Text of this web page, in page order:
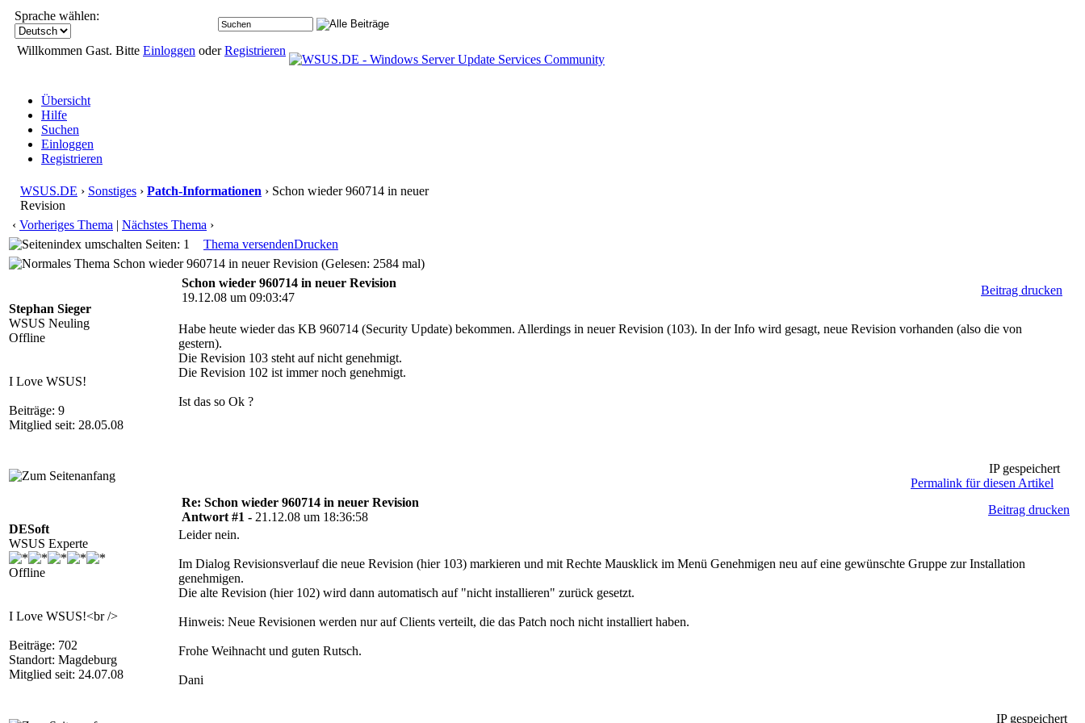
Sprache wählen:
Willkommen Gast. Bitte Einloggen oderRegistrieren
Übersicht
Hilfe
Suchen
Einloggen
Registrieren
WSUS.DE › Sonstiges › Patch-Informationen › Schon wieder 960714 in neuer
Revision
‹ Vorheriges Thema | Nächstes Thema ›
Seiten: 1
Thema versendenDrucken
Schon wieder 960714 in neuer Revision (Gelesen: 2584 mal)
Stephan Sieger
WSUS Neuling
Offline
I Love WSUS!
Beiträge: 9
Mitglied seit: 28.05.08
Schon wieder 960714 in neuer Revision
19.12.08 um 09:03:47
Beitrag drucken
Habe heute wieder das KB 960714 (Security Update) bekommen. Allerdings in neuer Revision (103). In der Info wird gesagt, neue Revision vorhanden (also die von
gestern).
Die Revision 103 steht auf nicht genehmigt.
Die Revision 102 ist immer noch genehmigt.
Ist das so Ok ?
IP gespeichert
Permalink für diesen Artikel
DESoft
WSUS Experte
Offline
I Love WSUS!<br />
Beiträge: 702
Standort: Magdeburg
Mitglied seit: 24.07.08
Re: Schon wieder 960714 in neuer Revision
Antwort #1 - 21.12.08 um 18:36:58
Beitrag drucken
Leider nein.
Im Dialog Revisionsverlauf die neue Revision (hier 103) markieren und mit Rechte Mausklick im Menü Genehmigen neu auf eine gewünschte Gruppe zur Installation
genehmigen.
Die alte Revision (hier 102) wird dann automatisch auf "nicht installieren" zurück gesetzt.
Hinweis: Neue Revisionen werden nur auf Clients verteilt, die das Patch noch nicht installiert haben.
Frohe Weihnacht und guten Rutsch.
Dani
IP gespeichert